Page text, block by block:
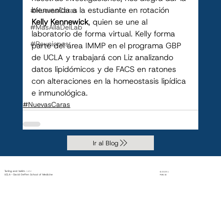
#NuevasCaras
#MásAlláDelLab
#Reuniones
bienvenida a la estudiante en rotación
Kelly Kennewick, quien se une al
laboratorio de forma virtual. Kelly forma
parte del área IMMP en el programa GBP
de UCLA y trabajará con Liz analizando
datos lipidómicos y de FACS en ratones
con alteraciones en la homeostasis lipídica
e inmunológica.
#NuevasCaras
Ir al Blog
Tarling and Vallim Labs
UCLA - David Geffen School of Medicine
© 2025 |
PiXEL M.